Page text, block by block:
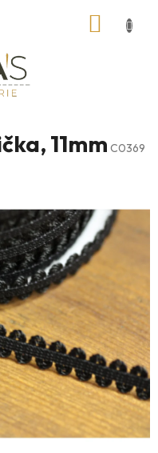
11mm C0369